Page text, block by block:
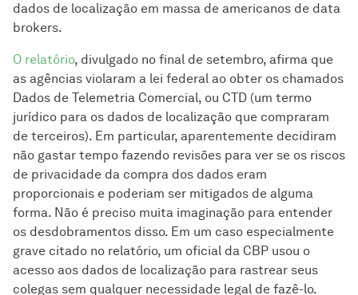
dados de localização em massa de americanos de data
brokers.
O relatório, divulgado no final de setembro, afirma que
as agências violaram a lei federal ao obter os chamados
Dados de Telemetria Comercial, ou CTD (um termo
jurídico para os dados de localização que compraram
de terceiros). Em particular, aparentemente decidiram
não gastar tempo fazendo revisões para ver se os riscos
de privacidade da compra dos dados eram
proporcionais e poderiam ser mitigados de alguma
forma. Não é preciso muita imaginação para entender
os desdobramentos disso. Em um caso especialmente
grave citado no relatório, um oficial da CBP usou o
acesso aos dados de localização para rastrear seus
colegas sem qualquer necessidade legal de fazê-lo.